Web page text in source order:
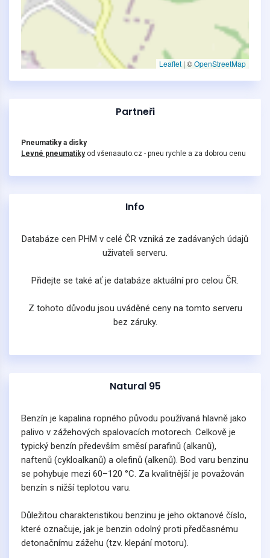
Leaflet | ©OpenStreetMap
Partneři
Pneumatiky a disky
Levné pneumatikyod všenaauto.cz - pneu rychle a za dobrou cenu
Info
Databáze cen PHM v celé ČR vzniká ze zadávaných údajů
uživateli serveru.
Přidejte se také ať je databáze aktuální pro celou ČR.
Z tohoto důvodu jsou uváděné ceny na tomto serveru
bez záruky.
Natural 95
Benzín je kapalina ropného původu používaná hlavně jako
palivo v zážehových spalovacích motorech. Celkově je
typický benzín především směsí parafinů (alkanů),
naftenů (cykloalkanů) a olefinů (alkenů). Bod varu benzinu
se pohybuje mezi 60–120 °C. Za kvalitnější je považován
benzín s nižší teplotou varu.
Důležitou charakteristikou benzinu je jeho oktanové číslo,
které označuje, jak je benzin odolný proti předčasnému
detonačnímu zážehu (tzv. klepání motoru).